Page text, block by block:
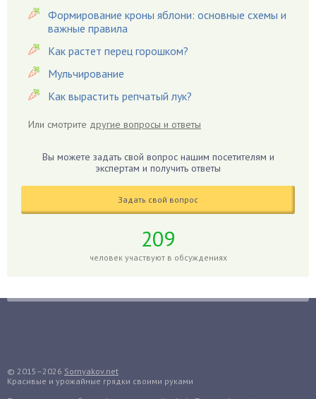
Вредители
Гардения
Гацания
Гвоздики
Георгины
Гиацинт
Гладиолусы
Гранат
Грядки
Формирование кроны яблони: основные схемы и
важные правила
Как растет перец горошком?
Мульчирование
Как вырастить репчатый лук?
Или смотрите другие вопросы и ответы
Вы можете задать свой вопрос нашим посетителям и
экспертам и получить ответы
Задать свой вопрос
209
человек участвуют в обсуждениях
© 2015–2026 Sornyakov.net
Красивые и урожайные грядки своими руками